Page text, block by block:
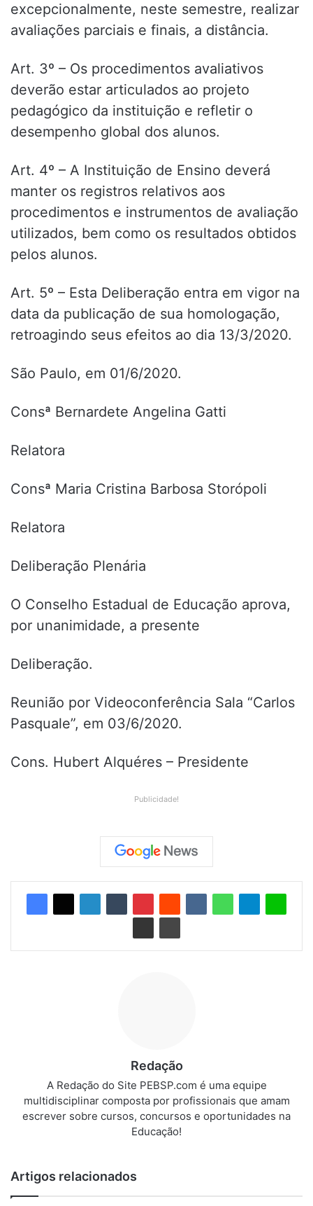
excepcionalmente, neste semestre, realizar
avaliações parciais e finais, a distância.
Art. 3º – Os procedimentos avaliativos
deverão estar articulados ao projeto
pedagógico da instituição e refletir o
desempenho global dos alunos.
Art. 4º – A Instituição de Ensino deverá
manter os registros relativos aos
procedimentos e instrumentos de avaliação
utilizados, bem como os resultados obtidos
pelos alunos.
Art. 5º – Esta Deliberação entra em vigor na
data da publicação de sua homologação,
retroagindo seus efeitos ao dia 13/3/2020.
São Paulo, em 01/6/2020.
Consª Bernardete Angelina Gatti
Relatora
Consª Maria Cristina Barbosa Storópoli
Relatora
Deliberação Plenária
O Conselho Estadual de Educação aprova,
por unanimidade, a presente
Deliberação.
Reunião por Videoconferência Sala “Carlos
Pasquale”, em 03/6/2020.
Cons. Hubert Alquéres – Presidente
Publicidade!
Redação
A Redação do Site PEBSP.com é uma equipe
multidisciplinar composta por profissionais que amam
escrever sobre cursos, concursos e oportunidades na
Educação!
Artigos relacionados